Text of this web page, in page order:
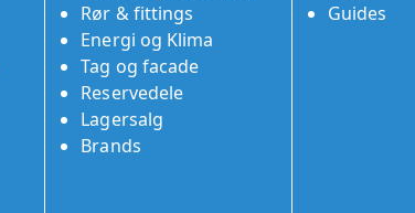
Rør & fittings
Energi og Klima
Tag og facade
Reservedele
Lagersalg
Brands
Guides